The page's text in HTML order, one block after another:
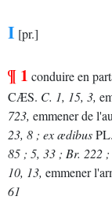
I [pr.]
¶ 1 conduire en
CÆS. C. 1, 15, 3,
723, emmener de
23, 8 ; ex ædibusPL.
85 ; 5, 33 ; Br. 222 ;
10, 13, emmener
61